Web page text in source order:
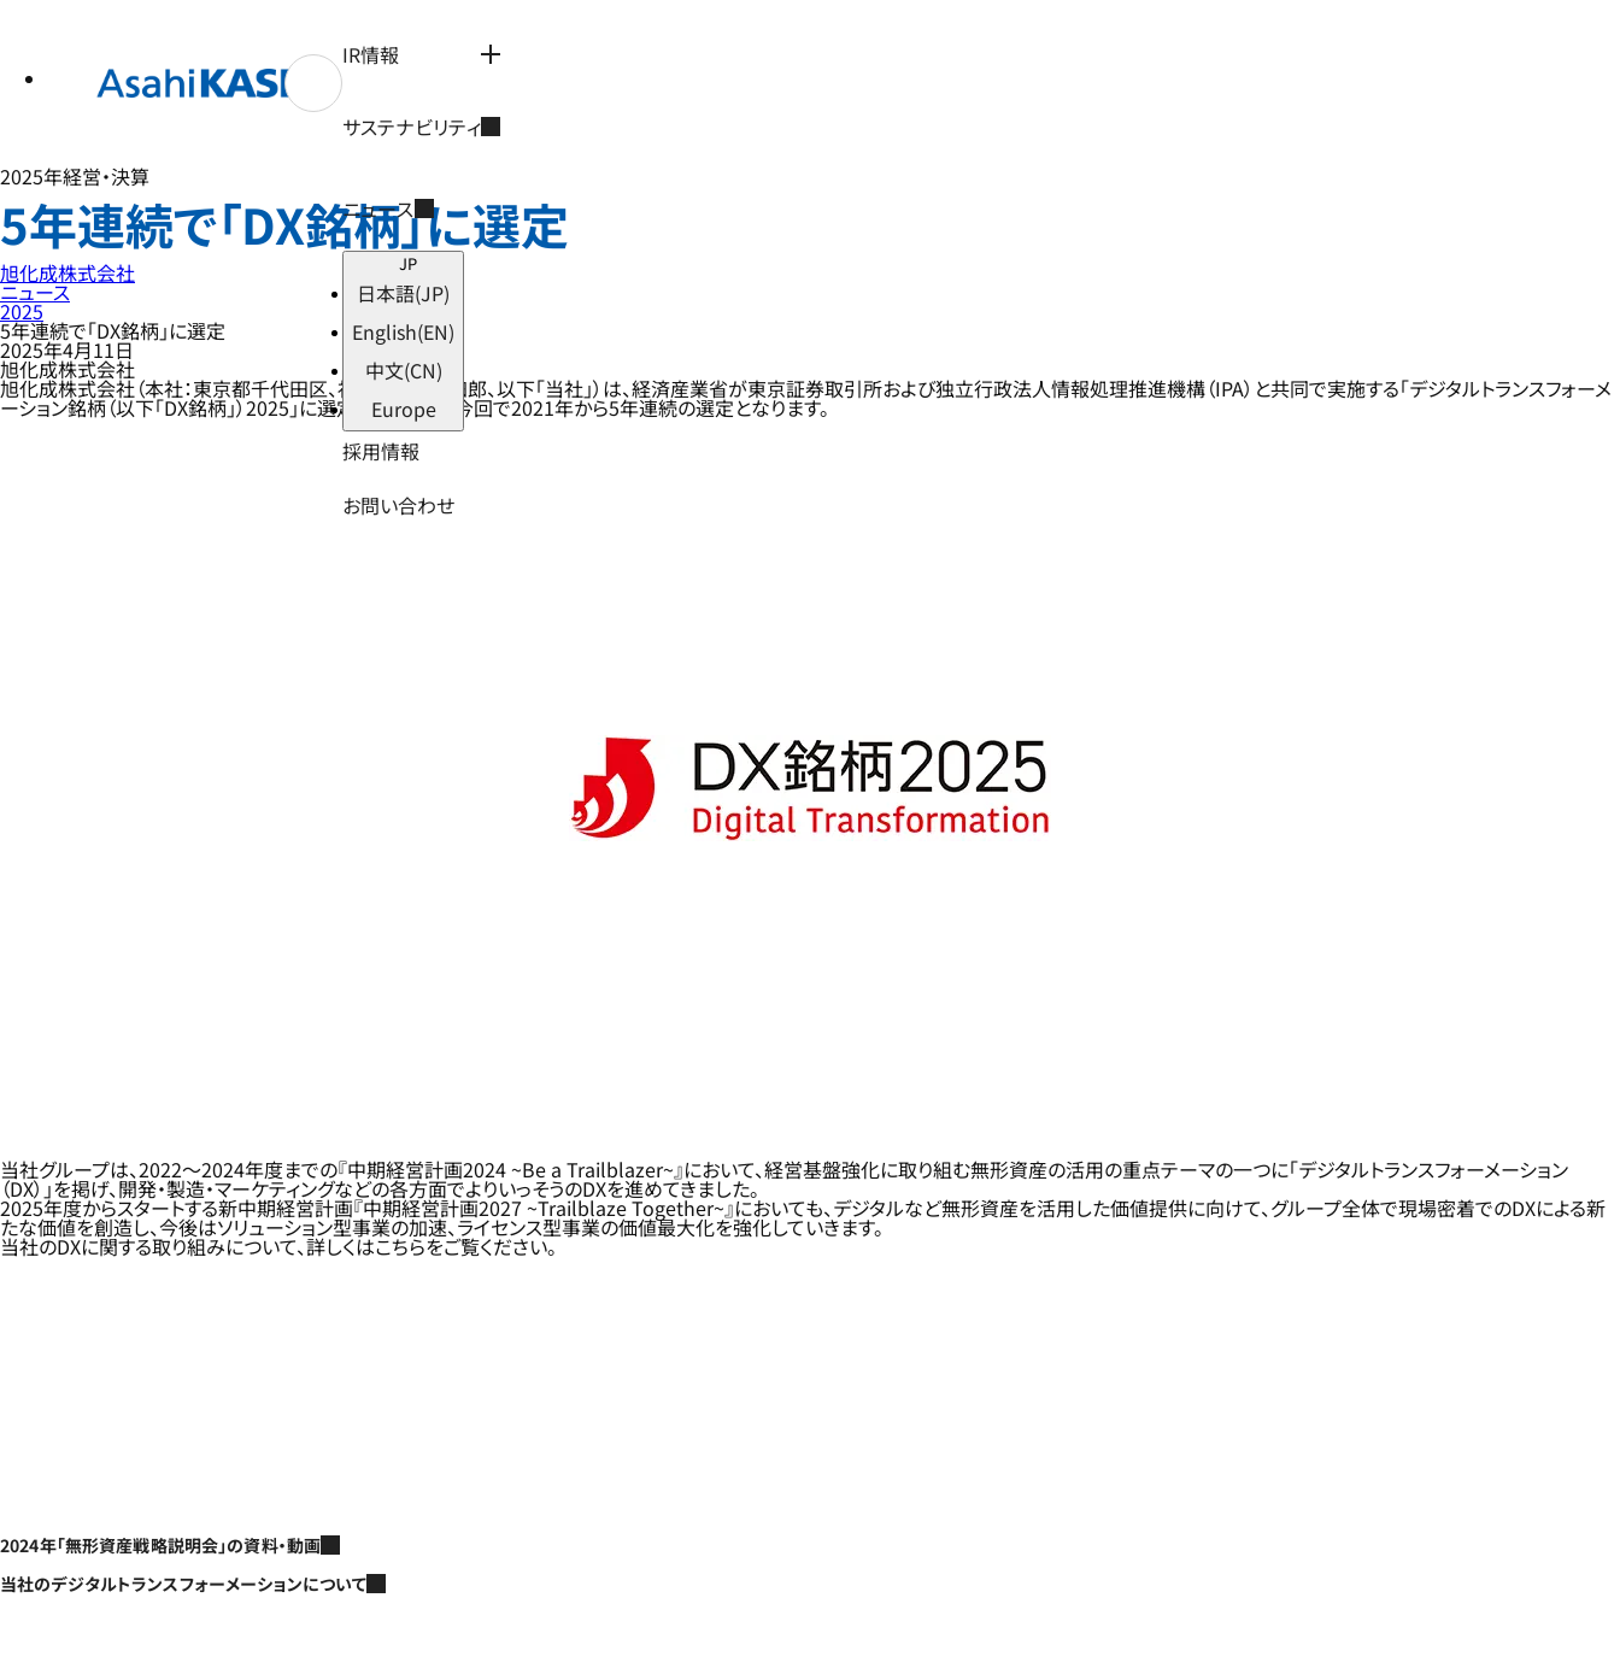
IR情報
サステナビリティ
ニュース
JP
日本語(JP)
English(EN)
中文(CN)
Europe
採用情報
お問い合わせ
2025年経営・決算
5年連続で「DX銘柄」に選定
旭化成株式会社
ニュース
2025
5年連続で「DX銘柄」に選定
2025年4月11日
旭化成株式会社
旭化成株式会社（本社：東京都千代田区、社長：工藤 幸四郎、以下「当社」）は、経済産業省が東京証券取引所および独立行政法人情報処理推進機構（IPA）と共同で実施する「デジタルトランスフォーメ
ーション銘柄（以下「DX銘柄」）2025」に選定されました。今回で2021年から5年連続の選定となります。
当社グループは、2022～2024年度までの『中期経営計画2024 ~Be a Trailblazer~』において、経営基盤強化に取り組む無形資産の活用の重点テーマの一つに「デジタルトランスフォーメーション
（DX）」を掲げ、開発・製造・マーケティングなどの各方面でよりいっそうのDXを進めてきました。
2025年度からスタートする新中期経営計画『中期経営計画2027 ~Trailblaze Together~』においても、デジタルなど無形資産を活用した価値提供に向けて、グループ全体で現場密着でのDXによる新
たな価値を創造し、今後はソリューション型事業の加速、ライセンス型事業の価値最大化を強化していきます。
当社のDXに関する取り組みについて、詳しくはこちらをご覧ください。
2024年「無形資産戦略説明会」の資料・動画
当社のデジタルトランスフォーメーションについて